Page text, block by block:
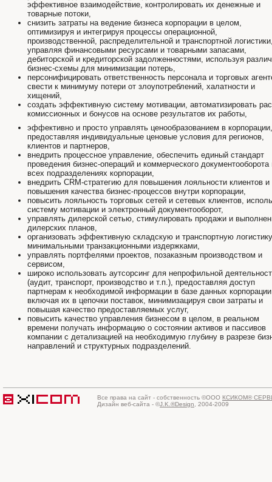
эффективное взаимодействие, контролировать их денежные и
товарные потоки,
снизить затраты на ведение бизнеса корпорации в целом,
оптимизируя и интегрируя процессы операционной,
производственной, распределительной и транспортной
управляя финансовыми ресурсами и товарными запасами,
дебиторской и кредиторской задолженностями, используя
бизнес-схемы для минимизации потерь,
персонифицировать ответственность персонала и торговых
свести к минимуму потери от злоупотреблений, халатности и
хищений,
создать эффективную систему мотивации, автоматизировать
комиссионных и бонусов на основе результатов их работы,
эффективно и просто управлять ценообразованием в корпорации,
предоставляя индивидуальные ценовые условия для регионов,
клиентов и партнеров,
внедрить процессное управление, обеспечить единый стандарт
проведения бизнес-операций и коммерческого документооборота
всех подразделениях корпорации,
внедрить CRM-стратегию для повышения лояльности клиентов и
повышения качества бизнес-процессов внутри корпорации,
повысить лояльность торговых сетей и сетевых клиентов,
систему мотивации и электронный документооборот,
управлять дилерской сетью, стимулировать продажи и
дилерских планов,
организовать эффективную складскую и транспортную
минимальными транзакционными издержками,
управлять портфелями проектов, позаказным производством и
сервисом,
широко использовать аутсорсинг для непрофильной
(аудит, транспорт, производство и т.п.), предоставляя доступ
партнерам к необходимой информации в базе данных
включая их в цепочки поставок, минимизацируя свои затраты и
повышая качество предоставляемых услуг,
повысить качество управления бизнесом в целом, в реальном
времени получать информацию о состоянии активов и пассивов
компании с детализацией на необходимую глубину в разрезе
направлений и структурных подразделений.
Все права на сайт - собственность ©ООО КСИКОМ®
Дизайн веб-сайта - ©J.K.®Design , 2004-2009